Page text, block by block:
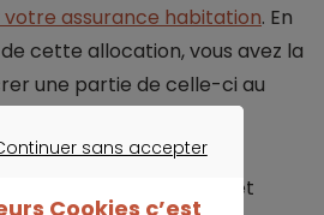
assurance habitation. En
cette allocation, vous avez la
une partie de celle-ci au
de votre budget
sans accepter
Cookies c’est